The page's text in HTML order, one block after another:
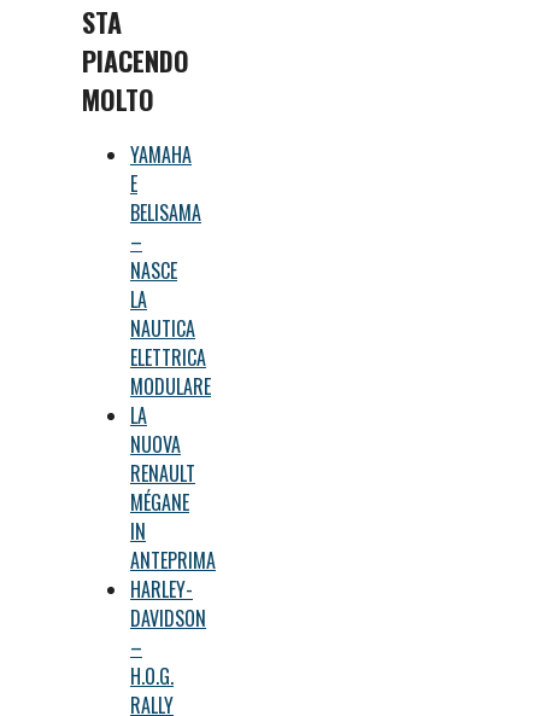
STA
PIACENDO
MOLTO
YAMAHA
E
BELISAMA
–
NASCE
LA
NAUTICA
ELETTRICA
MODULARE
LA
NUOVA
RENAULT
MÉGANE
IN
ANTEPRIMA
HARLEY-
DAVIDSON
–
H.O.G.
RALLY